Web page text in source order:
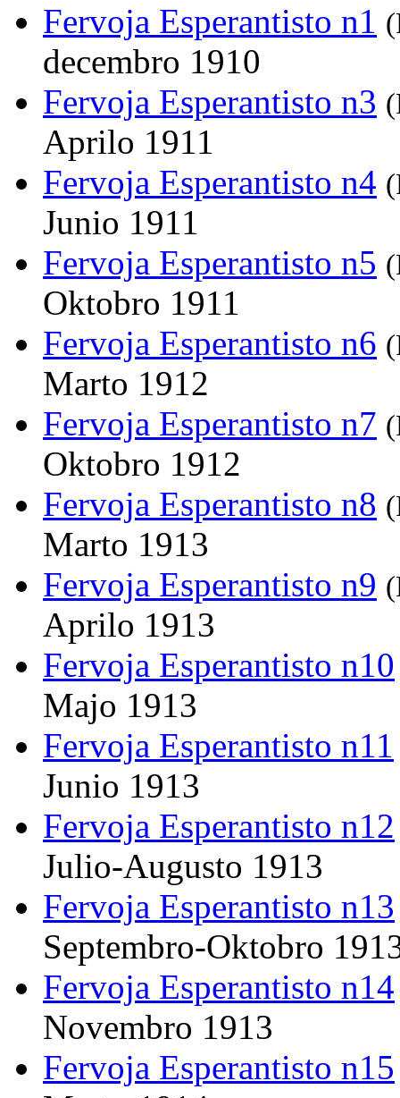
Fervoja Esperantisto n1
decembro 1910
Fervoja Esperantisto n3
Aprilo 1911
Fervoja Esperantisto n4
Junio 1911
Fervoja Esperantisto n5
Oktobro 1911
Fervoja Esperantisto n6
Marto 1912
Fervoja Esperantisto n7
Oktobro 1912
Fervoja Esperantisto n8
Marto 1913
Fervoja Esperantisto n9
Aprilo 1913
Fervoja Esperantisto n10
Majo 1913
Fervoja Esperantisto n11
Junio 1913
Fervoja Esperantisto n12
Julio-Augusto 1913
Fervoja Esperantisto n13
Septembro-Oktobro
Fervoja Esperantisto n14
Novembro 1913
Fervoja Esperantisto n15